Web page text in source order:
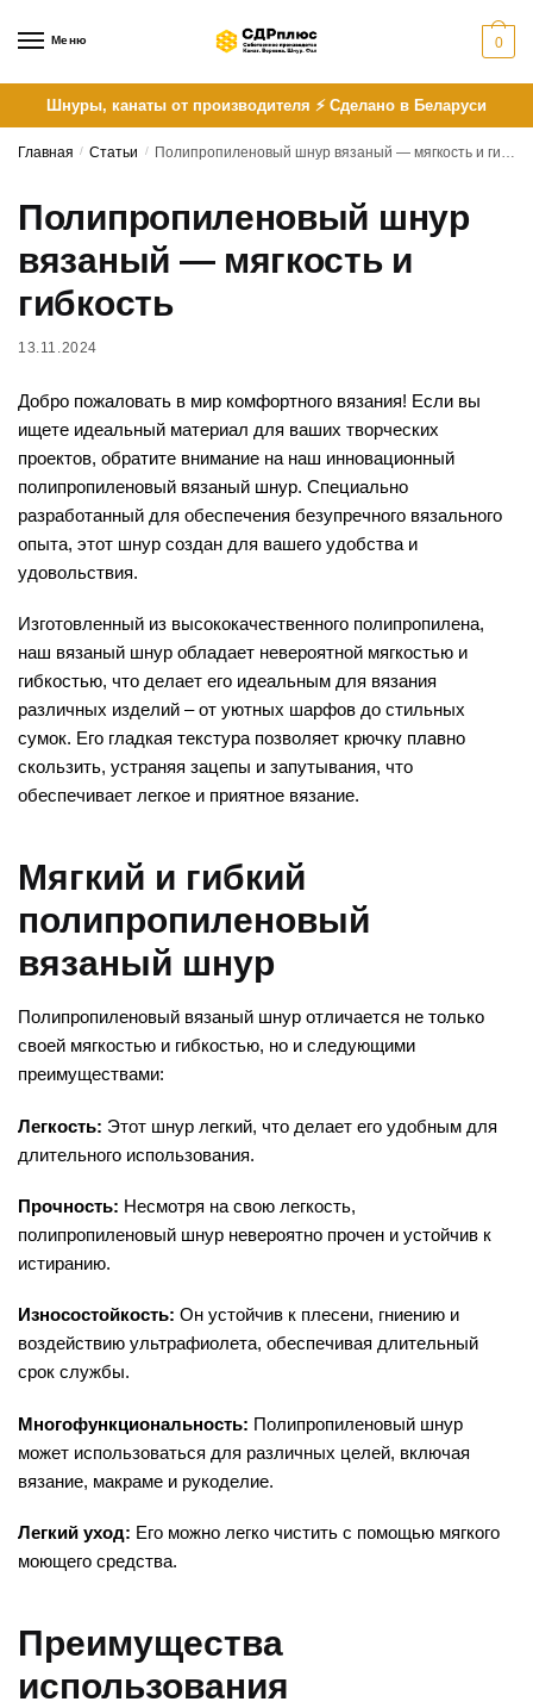
Меню 0
Шнуры, канаты от производителя ⚡ Сделано в Беларуси
Главная / Статьи / Полипропиленовый шнур вязаный — мягкость и гибкость
Полипропиленовый шнур
вязаный — мягкость и
гибкость
13.11.2024
Добро пожаловать в мир комфортного вязания! Если вы
ищете идеальный материал для ваших творческих
проектов, обратите внимание на наш инновационный
полипропиленовый вязаный шнур. Специально
разработанный для обеспечения безупречного вязального
опыта, этот шнур создан для вашего удобства и
удовольствия.
Изготовленный из высококачественного полипропилена,
наш вязаный шнур обладает невероятной мягкостью и
гибкостью, что делает его идеальным для вязания
различных изделий – от уютных шарфов до стильных
сумок. Его гладкая текстура позволяет крючку плавно
скользить, устраняя зацепы и запутывания, что
обеспечивает легкое и приятное вязание.
Мягкий и гибкий
полипропиленовый
вязаный шнур
Полипропиленовый вязаный шнур отличается не только
своей мягкостью и гибкостью, но и следующими
преимуществами:
Легкость: Этот шнур легкий, что делает его удобным для
длительного использования.
Прочность: Несмотря на свою легкость,
полипропиленовый шнур невероятно прочен и устойчив к
истиранию.
Износостойкость: Он устойчив к плесени, гниению и
воздействию ультрафиолета, обеспечивая длительный
срок службы.
Многофункциональность: Полипропиленовый шнур
может использоваться для различных целей, включая
вязание, макраме и рукоделие.
Легкий уход: Его можно легко чистить с помощью мягкого
моющего средства.
Преимущества
использования